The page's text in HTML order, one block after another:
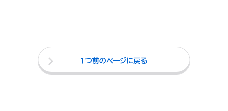
１つ前のページに戻る